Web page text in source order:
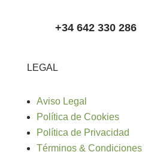
+34 642 330 286
LEGAL
Aviso Legal
Política de Cookies
Política de Privacidad
Términos & Condiciones